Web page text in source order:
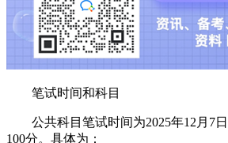
笔试时间和科目
公共科目笔试时间为2025年12月7
100分。具体为：